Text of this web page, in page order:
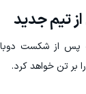
تیم جدید
پس از شکست
بر تن خواهد کرد.